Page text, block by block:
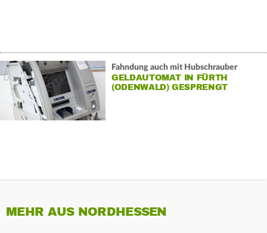
Fahndung auch mit Hubschrauber
GELDAUTOMAT IN FÜRTH
(ODENWALD) GESPRENGT
MEHR AUS NORDHESSEN